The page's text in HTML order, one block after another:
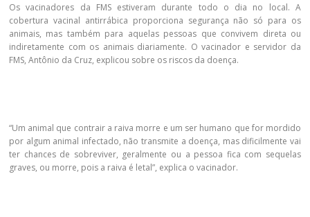
Os vacinadores da FMS estiveram durante todo o dia no local. A
cobertura vacinal antirrábica proporciona segurança não só para os
animais, mas também para aquelas pessoas que convivem direta ou
indiretamente com os animais diariamente. O vacinador e servidor da
FMS, Antônio da Cruz, explicou sobre os riscos da doença.
“Um animal que contrair a raiva morre e um ser humano que for mordido
por algum animal infectado, não transmite a doença, mas dificilmente vai
ter chances de sobreviver, geralmente ou a pessoa fica com sequelas
graves, ou morre, pois a raiva é letal”, explica o vacinador.